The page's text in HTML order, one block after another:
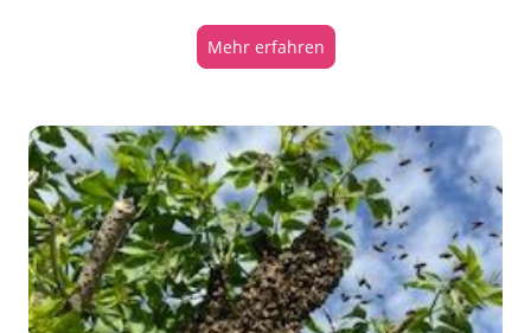
Mehr erfahren